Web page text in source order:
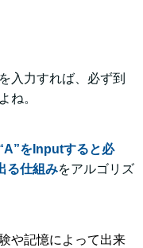
入力すれば、必ず到
ね。
をInputすると必
る仕組みをアルゴリズ
や記憶によって出来